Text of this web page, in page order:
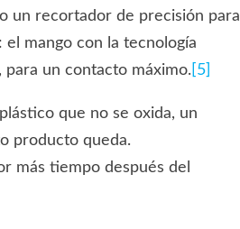
un recortador de precisión para
mango con la tecnología
un contacto máximo. [5]
que no se oxida, un
producto queda.
más tiempo después del